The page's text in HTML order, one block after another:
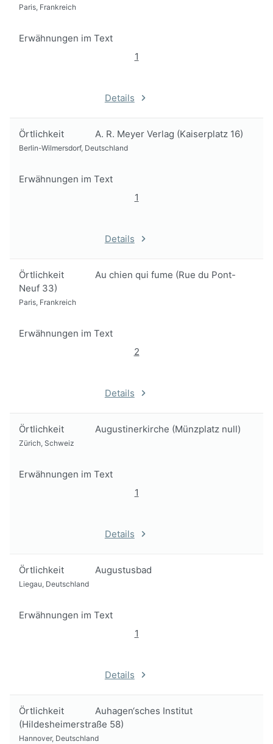
Paris, Frankreich
Erwähnungen im Text
1
Details
Örtlichkeit A. R. Meyer Verlag (Kaiserplatz 16)
Berlin-Wilmersdorf, Deutschland
Erwähnungen im Text
1
Details
Örtlichkeit
Au chien qui fume (Rue du Pont-
Neuf 33)
Paris, Frankreich
Erwähnungen im Text
2
Details
Örtlichkeit Augustinerkirche (Münzplatz null)
Zürich, Schweiz
Erwähnungen im Text
1
Details
Örtlichkeit Augustusbad
Liegau, Deutschland
Erwähnungen im Text
1
Details
Örtlichkeit
Auhagen‘sches Institut
(Hildesheimerstraße 58)
Hannover, Deutschland